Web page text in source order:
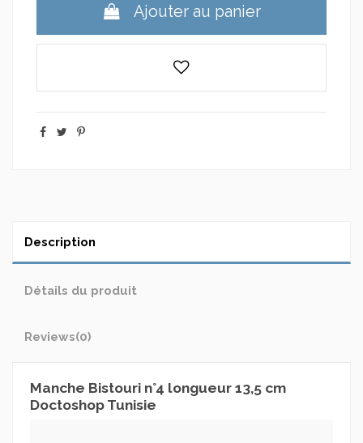
Ajouter au panier
Description
Détails du produit
Reviews(0)
Manche Bistouri n°4 longueur 13,5 cm
Doctoshop Tunisie